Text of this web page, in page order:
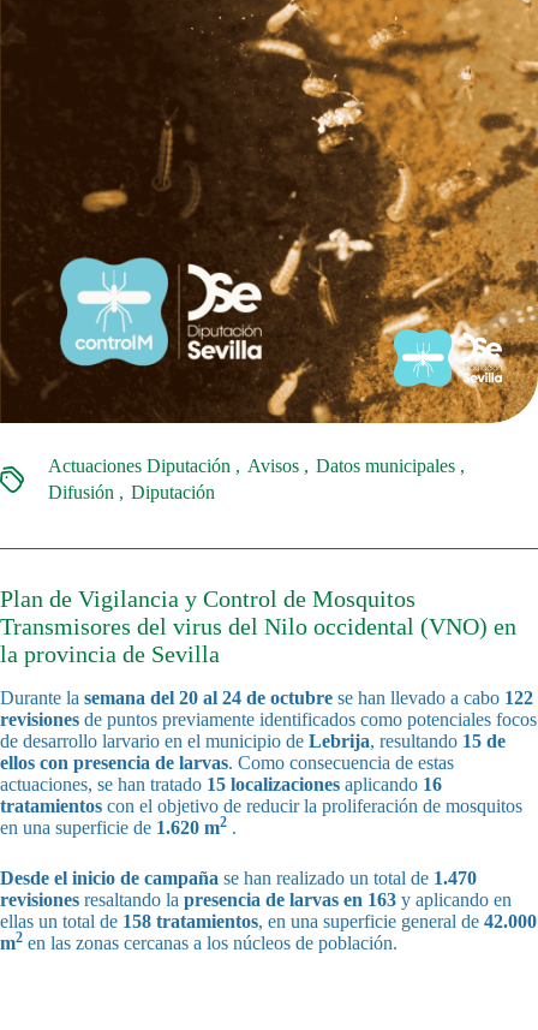
Actuaciones Diputación Avisos
Datos municipales
Difusión
Diputación
Plan de Vigilancia y Control de Mosquitos
Transmisores del virus del Nilo occidental (VNO) en
la provincia de Sevilla
Durante la semana del 20 al 24 de octubre se han llevado a cabo 122
revisiones de puntos previamente identificados como potenciales focos
de desarrollo larvario en el municipio de Lebrija, resultando 15 de
ellos con presencia de larvas. Como consecuencia de estas
actuaciones, se han tratado 15 localizaciones aplicando 16
tratamientos con el objetivo de reducir la proliferación de mosquitos
en una superficie de 1.620 m2 .
Desde el inicio de campaña se han realizado un total de 1.470
revisiones resaltando la presencia de larvas en 163 y aplicando en
ellas un total de 158 tratamientos, en una superficie general de 42.000
m2 en las zonas cercanas a los núcleos de población.